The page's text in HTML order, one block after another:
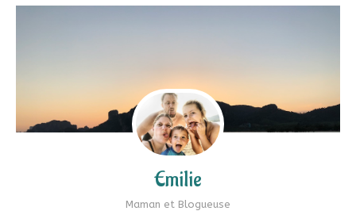
Emilie
Maman et Blogueuse